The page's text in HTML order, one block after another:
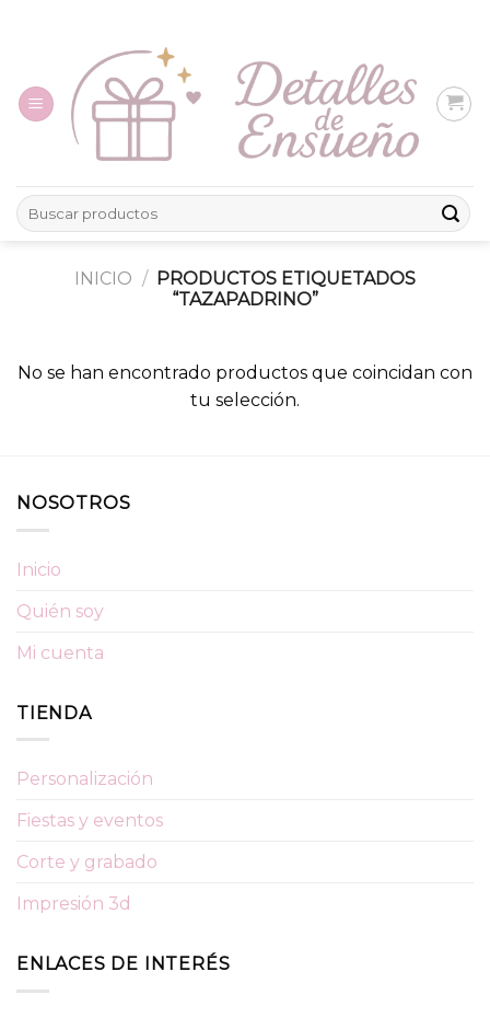
Buscar
por:
INICIO / PRODUCTOS ETIQUETADOS
“TAZAPADRINO”
No se han encontrado productos que coincidan con
tu selección.
NOSOTROS
Inicio
Quién soy
Mi cuenta
TIENDA
Personalización
Fiestas y eventos
Corte y grabado
Impresión 3d
ENLACES DE INTERÉS